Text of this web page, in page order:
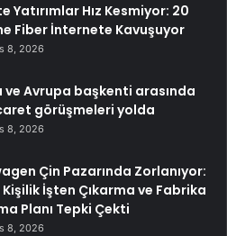
Yatırımlar Hız Kesmiyor: 20
Fiber İnternete Kavuşuyor
8, 2026
ve Avrupa başkenti arasında
görüşmeleri yolda
8, 2026
Çin Pazarında Zorlanıyor:
Kişilik İşten Çıkarma ve Fabrika
Planı Tepki Çekti
8, 2026